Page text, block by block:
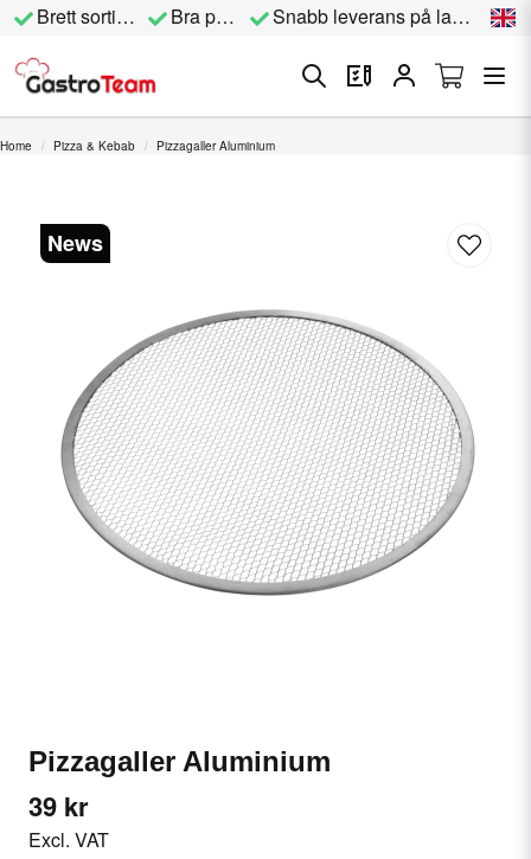
Brett sortiment Bra priser Snabb leverans på lagervara
Home Pizza & Kebab Pizzagaller Aluminium
News
Pizzagaller Aluminium
39 kr
Excl. VAT